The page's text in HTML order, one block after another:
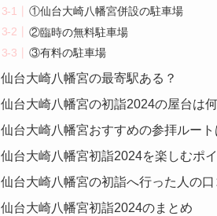
①仙台大崎八幡宮併設の駐車場
②臨時の無料駐車場
③有料の駐車場
仙台大崎八幡宮の最寄駅ある？
仙台大崎八幡宮の初詣2024の屋台は
仙台大崎八幡宮おすすめの参拝ルー
仙台大崎八幡宮初詣2024を楽しむポ
仙台大崎八幡宮の初詣へ行った人の
仙台大崎八幡宮初詣2024のまとめ